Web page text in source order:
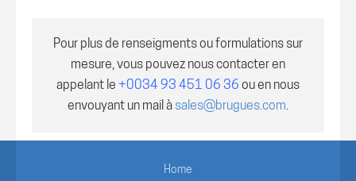
Pour plus de renseigments ou formulations sur
mesure, vous pouvez nous contacter en
appelant le +0034 93 451 06 36 ou en nous
envouyant un mail à sales@brugues.com.
Home